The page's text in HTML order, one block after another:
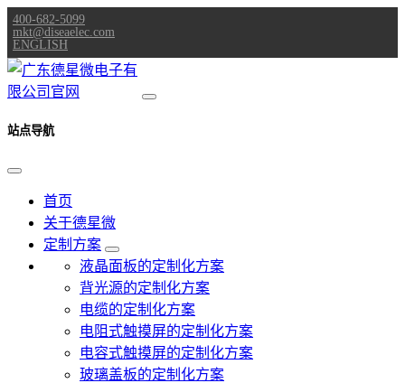
400-682-5099
mkt@diseaelec.com
ENGLISH
站点导航
首页
关于德星微
定制方案
液晶面板的定制化方案
背光源的定制化方案
电缆的定制化方案
电阻式触摸屏的定制化方案
电容式触摸屏的定制化方案
玻璃盖板的定制化方案